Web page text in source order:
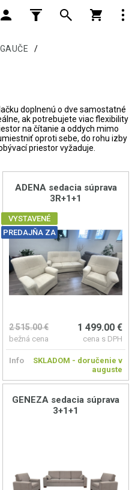
/
doplnenú o dve samostatné
ak potrebujete viac flexibility
na čítanie a oddych mimo
oproti sebe, do rohu izby
priestor vyžaduje.
ADENA sedacia súprava
3R+1+1
VYSTAVENÉ
PREDAJŇA ZA
2 515.00 €
bežná cena
1 499.00 €
cena s DPH
Info
SKLADOM - doručenie v
auguste
GENEZA sedacia súprava
3+1+1